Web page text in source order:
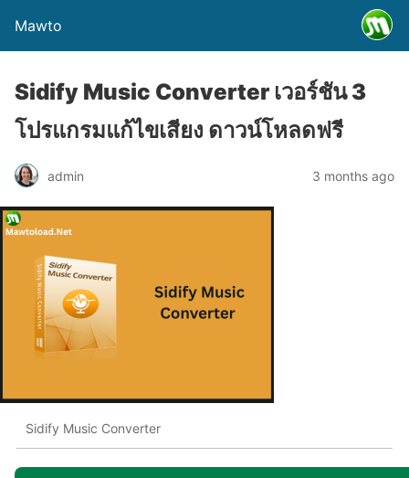
Mawto
Sidify Music Converter เวอร์ชัน 3
โปรแกรมแก้ไขเสียง ดาวน์โหลดฟรี
admin 3 months ago
Sidify Music Converter